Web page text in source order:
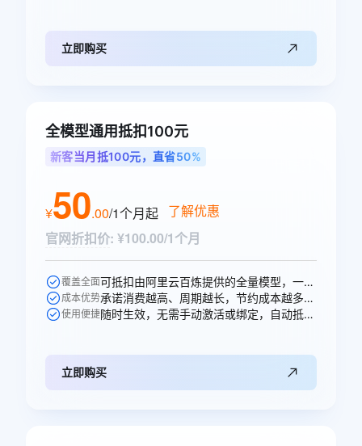
立即购买
全模型通用抵扣100元
新客当月抵100元，直省50%
¥50.00/1个月起 了解优惠
官网折扣价: ¥100.00/1个月
覆盖全面 可抵扣由阿里云百炼提供的全量模型，一次购买即可跨模型通享。
成本优势 承诺消费越高、周期越长，节约成本越多，直省50元。
使用便捷 随时生效，无需手动激活或绑定，自动抵扣。
立即购买